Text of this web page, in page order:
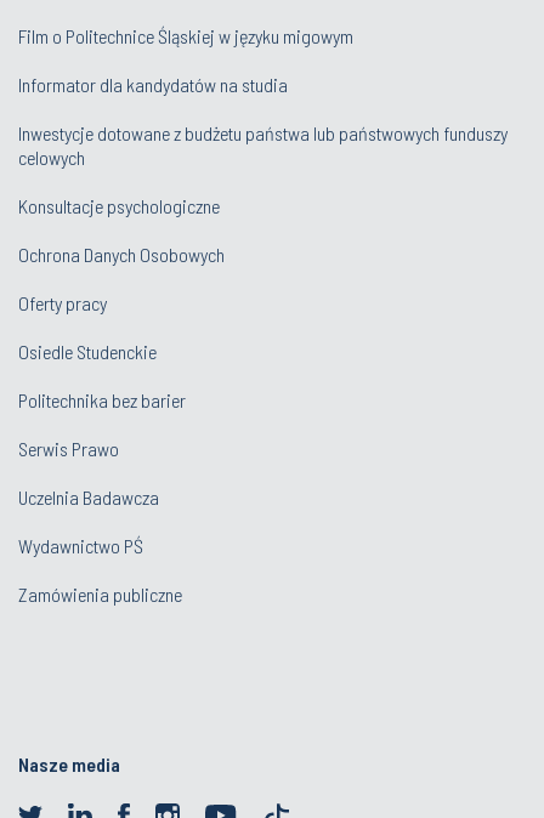
Film o Politechnice Śląskiej w języku migowym
Informator dla kandydatów na studia
Inwestycje dotowane z budżetu państwa lub państwowych funduszy
celowych
Konsultacje psychologiczne
Ochrona Danych Osobowych
Oferty pracy
Osiedle Studenckie
Politechnika bez barier
Serwis Prawo
Uczelnia Badawcza
Wydawnictwo PŚ
Zamówienia publiczne
Nasze media